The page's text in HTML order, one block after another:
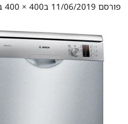
פורסם 11/06/2019 ב400 × 400